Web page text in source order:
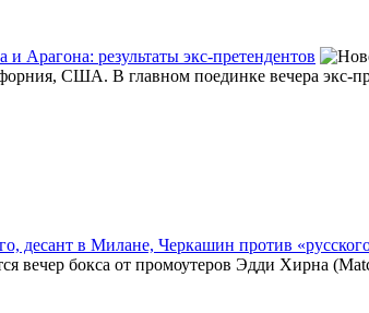
Арагона: результаты экс-претендентов
США. В главном поединке вечера экс-
десант в Милане, Черкашин против
вечер бокса от промоутеров Эдди Хирна